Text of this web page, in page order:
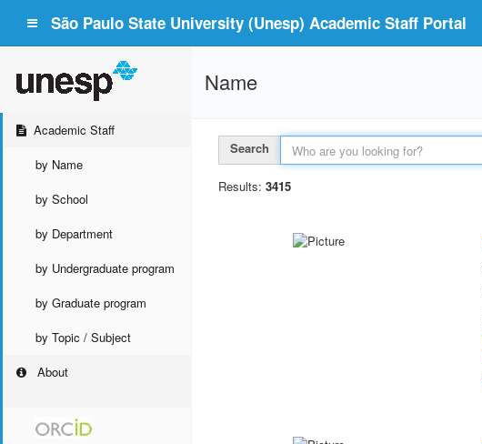
São Paulo State University (Unesp) Academic Staff Portal
Academic Staff
by Name
by School
by Department
by Undergraduate program
by Graduate program
by Topic / Subject
About
Name
Search
Results: 3415